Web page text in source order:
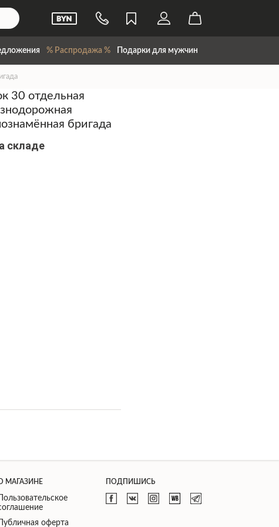
% Распродажа % Подарки для мужчин
30 отдельная
бригада
складе
МАГАЗИНЕ
Пользовательское
Публичная оферта
ПОДПИШИСЬ